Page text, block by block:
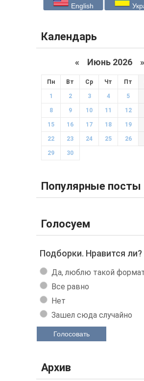
English
Календарь
« Июнь 2026 »
Пн Вт Ср Чт Пт
1 2 3 4 5
8 9 10 11 12
15 16 17 18 19
22 23 24 25 26
29 30
Популярные посты
Голосуем
Подборки. Нравится ли?
Да, люблю такой
Все равно
Нет
Зашел сюда случайно
Голосовать
Архив